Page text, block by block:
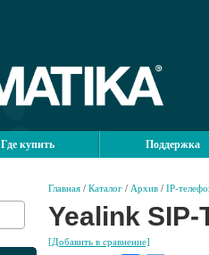
Где купить Поддержка
Главная / Каталог / Архив / IP-
Yealink SIP-
[Добавить в сравнение]